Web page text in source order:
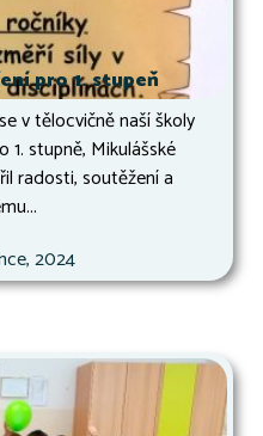
pro 1. stupeň
v tělocvičně naší školy
1. stupně, Mikulášské
radosti, soutěžení a
2024